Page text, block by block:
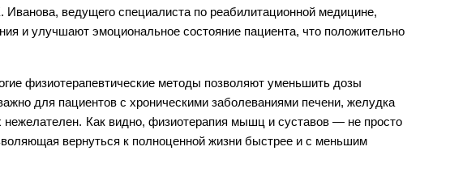
ведущего специалиста по реабилитационной медицине,
и улучшают эмоциональное состояние пациента, что положительно
физиотерапевтические методы позволяют уменьшить дозы
для пациентов с хроническими заболеваниями печени, желудка
Как видно, физиотерапия мышц и суставов — не просто
вернуться к полноценной жизни быстрее и с меньшим